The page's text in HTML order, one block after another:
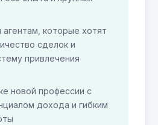
которые хотят
сделок и
привлечения
новой профессии с
дохода и гибким